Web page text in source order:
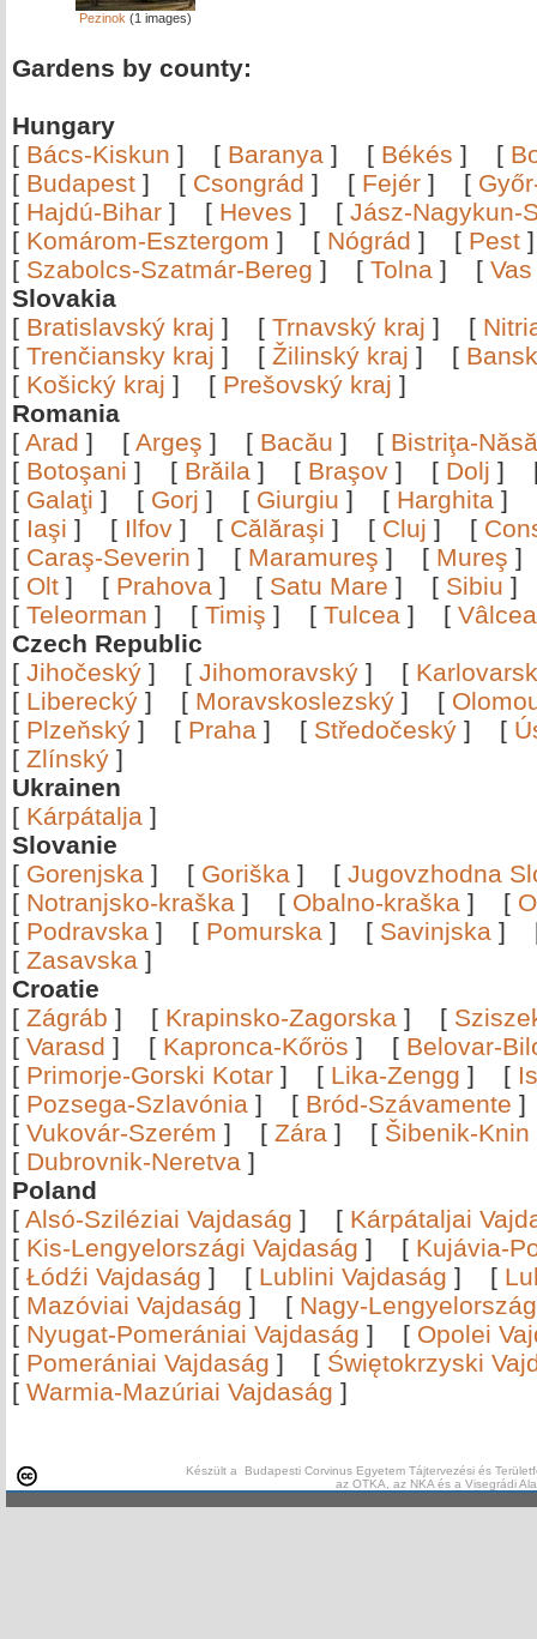
Pezinok (1 images)
Gardens by county:
Hungary
[ Bács-Kiskun ] [ Baranya ] [ Békés ] [
[ Budapest ] [ Csongrád ] [ Fejér ] [
[ Hajdú-Bihar ] [ Heves ] [ Jász-Nagykun-
[ Komárom-Esztergom ] [ Nógrád ] [ Pest
[ Szabolcs-Szatmár-Bereg ] [ Tolna ] [ Vas
Slovakia
[ Bratislavský kraj ] [ Trnavský kraj ] [
[ Trenčiansky kraj ] [ Žilinský kraj ] [
[ Košický kraj ] [ Prešovský kraj ]
Romania
[ Arad ] [ Argeş ] [ Bacău ] [ Bistriţa-
[ Botoşani ] [ Brăila ] [ Braşov ] [ Dolj ]
[ Galaţi ] [ Gorj ] [ Giurgiu ] [ Harghita ]
[ Iaşi ] [ Ilfov ] [ Călăraşi ] [ Cluj ] [
[ Caraş-Severin ] [ Maramureş ] [ Mureş
[ Olt ] [ Prahova ] [ Satu Mare ] [ Sibiu
[ Teleorman ] [ Timiş ] [ Tulcea ] [
Czech Republic
[ Jihočeský ] [ Jihomoravský ] [
[ Liberecký ] [ Moravskoslezský ] [
[ Plzeňský ] [ Praha ] [ Středočeský ] [
[ Zlínský ]
Ukrainen
[ Kárpátalja ]
Slovanie
[ Gorenjska ] [ Goriška ] [ Jugovzhodna
[ Notranjsko-kraška ] [ Obalno-kraška ] [
[ Podravska ] [ Pomurska ] [ Savinjska ]
[ Zasavska ]
Croatie
[ Zágráb ] [ Krapinsko-Zagorska ] [
[ Varasd ] [ Kapronca-Kőrös ] [ Belovar-
[ Primorje-Gorski Kotar ] [ Lika-Zengg ] [
[ Pozsega-Szlavónia ] [ Bród-Szávamente
[ Vukovár-Szerém ] [ Zára ] [ Šibenik-Knin
[ Dubrovnik-Neretva ]
Poland
[ Alsó-Sziléziai Vajdaság ] [ Kárpátaljai
[ Kis-Lengyelországi Vajdaság ] [ Kujávia-
[ Łódźi Vajdaság ] [ Lublini Vajdaság ] [
[ Mazóviai Vajdaság ] [ Nagy-
[ Nyugat-Pomerániai Vajdaság ] [ Opolei
[ Pomerániai Vajdaság ] [ Świętokrzyski
[ Warmia-Mazúriai Vajdaság ]
Készült a Budapesti Corvinus Egyetem Tájtervezési és
az OTKA, az NKA és a Visegrádi